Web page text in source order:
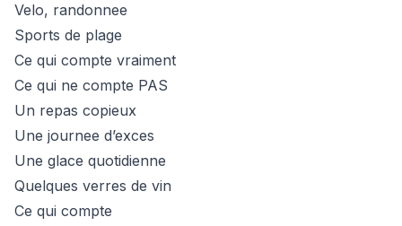
Velo, randonnee
Sports de plage
Ce qui compte vraiment
Ce qui ne compte PAS
Un repas copieux
Une journee d’exces
Une glace quotidienne
Quelques verres de vin
Ce qui compte